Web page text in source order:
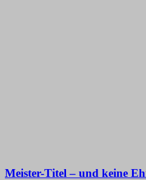
Meister-Titel – und keine